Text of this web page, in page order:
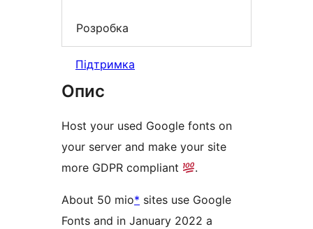
Розробка
Підтримка
Опис
Host your used Google fonts on
your server and make your site
more GDPR compliant
.
About 50 mio* sites use Google
Fonts and in January 2022 a